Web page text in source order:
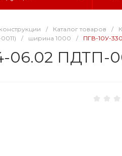
/ Каталог товаров /
/ ширина 1000 / ПГВ-10У-
06.02 ПДТП-